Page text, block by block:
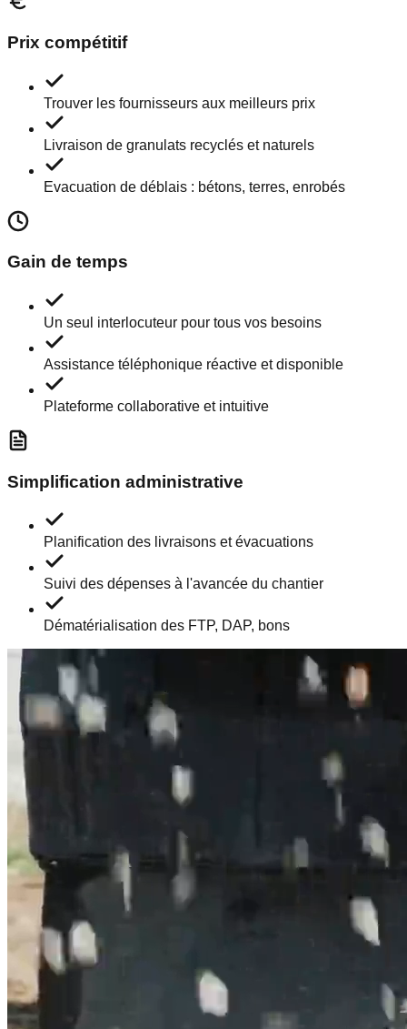
Prix compétitif
Trouver les fournisseurs aux meilleurs prix
Livraison de granulats recyclés et naturels
Evacuation de déblais : bétons, terres, enrobés
Gain de temps
Un seul interlocuteur pour tous vos besoins
Assistance téléphonique réactive et disponible
Plateforme collaborative et intuitive
Simplification administrative
Planification des livraisons et évacuations
Suivi des dépenses à l'avancée du chantier
Dématérialisation des FTP, DAP, bons